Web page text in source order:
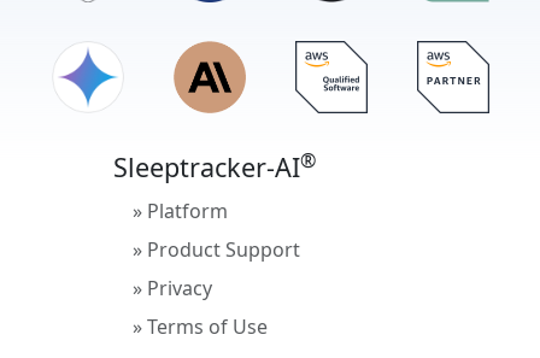
Sleeptracker-AI®
» Platform
» Product Support
» Privacy
» Terms of Use